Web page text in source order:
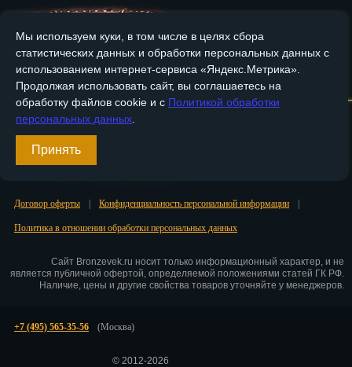
Пенза
Пермь
Петрозаводск
Ростов-на-Дону
Рязань
Салехард
Мы используем куки, в том числе в целях сбора
статистических данных и обработки персональных данных с
использованием интернет-сервиса «Яндекс.Метрика».
Продолжая использовать сайт, вы соглашаетесь на
обработку файлов cookie и с Политикой обработки
персональных данных
Принять
Главная О компании Медные изделия Бронзовые изделия
Доставка и оплата Контакты
Вход
Договор оферты Конфиденциальность персональной информации
Политика в отношении обработки персональных данных
Сайт Bronzevek.ru носит только информационный характер, и не
является публичной офертой, определяемой положениями статей ГК РФ.
Наличие, цены и другие свойства товаров уточняйте у менеджеров.
+7 (495) 565-35-56 (Москва)
© 2012-2026